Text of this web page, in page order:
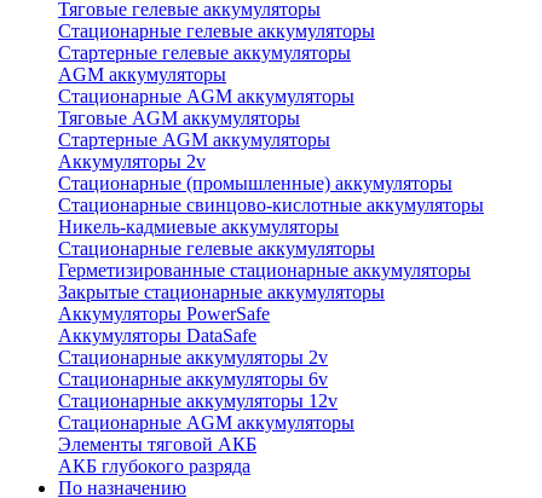
Тяговые гелевые аккумуляторы
Стационарные гелевые аккумуляторы
Стартерные гелевые аккумуляторы
AGM аккумуляторы
Стационарные AGM аккумуляторы
Тяговые AGM аккумуляторы
Стартерные AGM аккумуляторы
Аккумуляторы 2v
Стационарные (промышленные) аккумуляторы
Стационарные свинцово-кислотные аккумуляторы
Никель-кадмиевые аккумуляторы
Стационарные гелевые аккумуляторы
Герметизированные стационарные аккумуляторы
Закрытые стационарные аккумуляторы
Аккумуляторы PowerSafe
Аккумуляторы DataSafe
Стационарные аккумуляторы 2v
Стационарные аккумуляторы 6v
Стационарные аккумуляторы 12v
Стационарные AGM аккумуляторы
Элементы тяговой АКБ
АКБ глубокого разряда
По назначению